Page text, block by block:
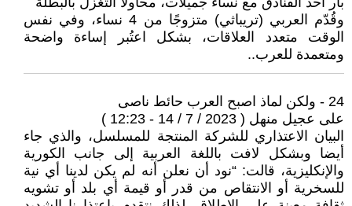
وقُدّم العربي (تريباثي) متزوجًا من 4 نساء، وفي نفس
الوقت متعدد العلاقات، بشكل اعتُبر إساءة واضحة
ومتعمدة للعرب..
24 - ولكن لماذ اصبح العرب حائط ناصى
على عجيل منهل ( 2023 / 7 / 14 - 12:23 )
البيان الاعتذاري للشركة المنتجة للمسلسل، والذي جاء
أيضا وبشكل لافت باللغة العربية إلى جانب الكورية
والإنكليزية، قالت: “نود أن نعلن أنه لم يكن لدينا أي نية
للسخرية أو الانتقاص من قدر أو قيمة أي بلد أو تشويه